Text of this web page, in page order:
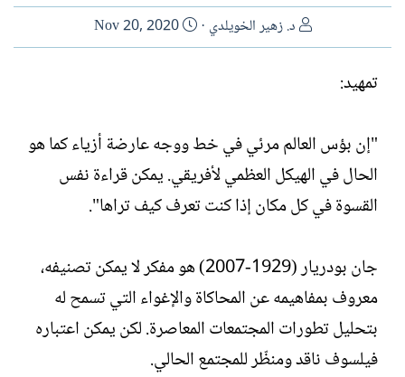
ا
ل
ب
د. زهير الخويلدي
ت
ا
ل
إ
ن
ء
Nov 20, 2020
تمهيد:
"إن بؤس العالم مرئي في خط ووجه عارضة أزياء كما هو
الحال في الهيكل العظمي لأفريقي. يمكن قراءة نفس
القسوة في كل مكان إذا كنت تعرف كيف تراها".
جان بودريار (1929-2007) هو مفكر لا يمكن تصنيفه،
معروف بمفاهيمه عن المحاكاة والإغواء التي تسمح له
بتحليل تطورات المجتمعات المعاصرة. لكن يمكن اعتباره
فيلسوف ناقد ومنظّر للمجتمع الحالي.